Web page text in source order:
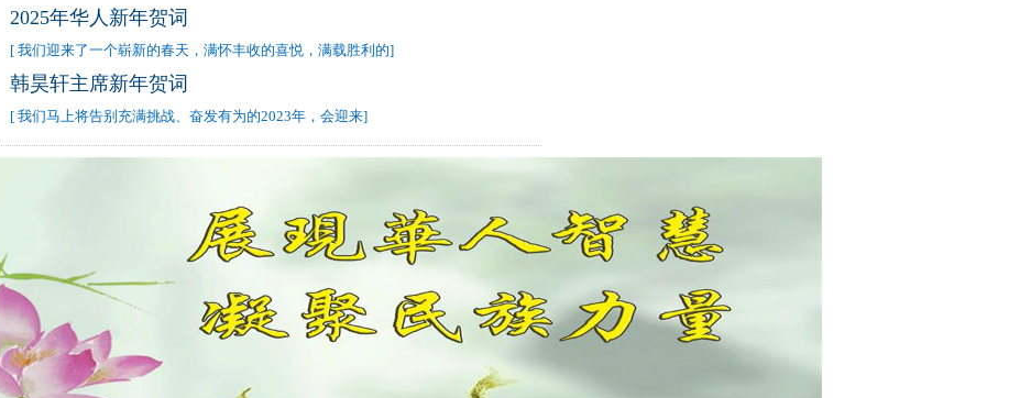
2025年华人新年贺词
[ 我们迎来了一个崭新的春天，满怀丰收的喜悦，满载胜利的]
韩昊轩主席新年贺词
[ 我们马上将告别充满挑战、奋发有为的2023年，会迎来]